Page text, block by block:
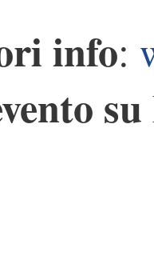
info:
su